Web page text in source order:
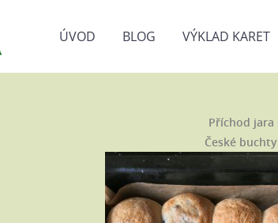
ÚVOD BLOG VÝKLAD KARET
Příchod jara
České buchty